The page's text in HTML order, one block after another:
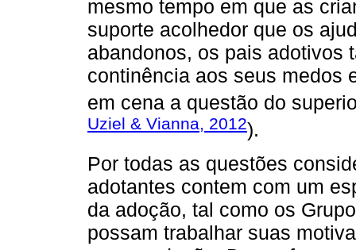
mesmo tempo em que as
suporte acolhedor que os
abandonos, os pais adotivos
continência aos seus medos
em cena a questão do
Uziel & Vianna, 2012).
Por todas as questões
adotantes contem com um
da adoção, tal como os
possam trabalhar suas